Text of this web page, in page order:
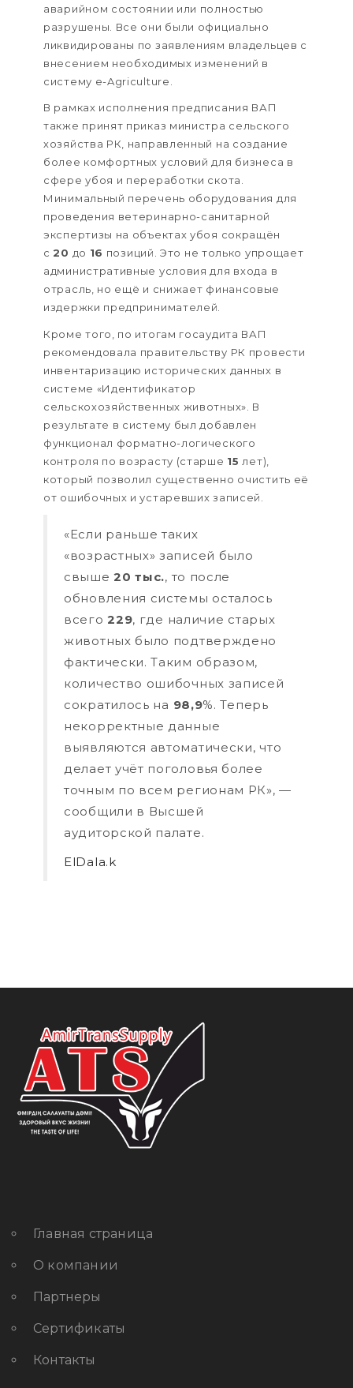
аварийном состоянии или полностью
разрушены. Все они были официально
ликвидированы по заявлениям владельцев с
внесением необходимых изменений в
систему e-Agriculture.
В рамках исполнения предписания ВАП
также принят приказ министра сельского
хозяйства РК, направленный на создание
более комфортных условий для бизнеса в
сфере убоя и переработки скота.
Минимальный перечень оборудования для
проведения ветеринарно-санитарной
экспертизы на объектах убоя сокращён
с 20 до 16 позиций. Это не только упрощает
административные условия для входа в
отрасль, но ещё и снижает финансовые
издержки предпринимателей.
Кроме того, по итогам госаудита ВАП
рекомендовала правительству РК провести
инвентаризацию исторических данных в
системе «Идентификатор
сельскохозяйственных животных». В
результате в систему был добавлен
функционал форматно-логического
контроля по возрасту (старше 15 лет),
который позволил существенно очистить её
от ошибочных и устаревших записей.
«Если раньше таких
«возрастных» записей было
свыше20 тыс., то после
обновления системы осталось
всего229, где наличие старых
животных было подтверждено
фактически. Таким образом,
количество ошибочных записей
сократилось на 98,9%. Теперь
некорректные данные
выявляются автоматически, что
делает учёт поголовья более
точным по всем регионам РК», —
сообщили в Высшей
аудиторской палате.
ElDala.k
Главная страница
О компании
Партнеры
Сертификаты
Контакты